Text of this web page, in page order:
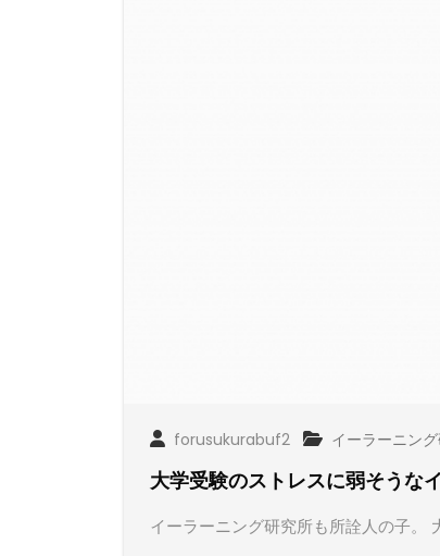
forusukurabuf2 イーラーニン
大学受験のストレスに弱そうな
イーラーニング研究所も所詮人の子。